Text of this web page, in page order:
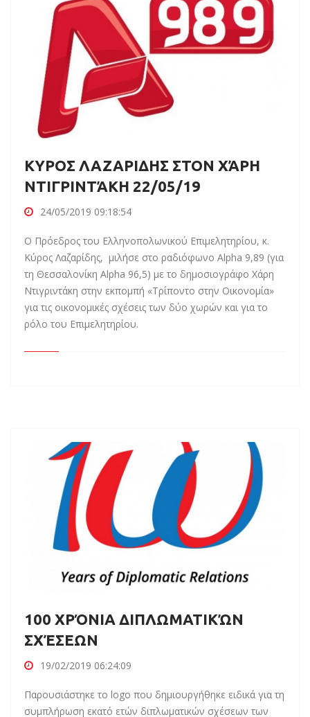
ΚΥΡΟΣ ΛΑΖΑΡΙΔΗΣ ΣΤΟΝ ΧΆΡΗ
ΝΤΙΓΡΙΝΤΆΚΗ 22/05/19
24/05/2019 09:18:54
Ο Πρόεδρος του Ελληνοπολωνικού Επιμελητηρίου, κ.
Κύρος Λαζαρίδης, μιλήσε στο ραδιόφωνο Alpha 9,89 (για
τη Θεσσαλονίκη Alpha 96,5) με το δημοσιογράφο Χάρη
Ντιγριντάκη στην εκπομπή «Τρίποντο στην Οικονομία»
για τις οικονομικές σχέσεις των δύο χωρών και για το
ρόλο του Επιμελητηρίου.
100 ΧΡΌΝΙΑ ΔΙΠΛΩΜΑΤΙΚΏΝ
ΣΧΈΣΕΩΝ
19/02/2019 06:24:09
Παρουσιάστηκε το logo που δημιουργήθηκε ειδικά για τη
συμπλήρωση εκατό ετών διπλωματικών σχέσεων των